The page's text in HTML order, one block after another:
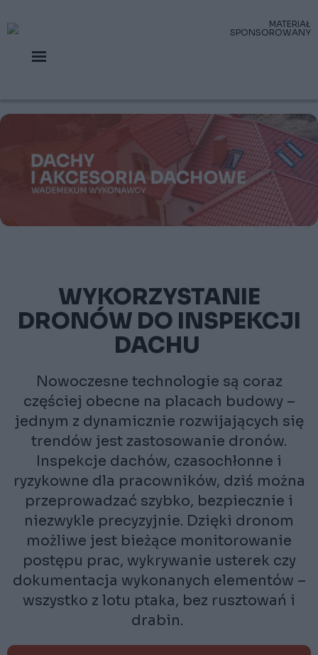
WYKORZYSTANIE
DRONÓW DO INSPEKCJI
DACHU
Nowoczesne technologie są coraz
częściej obecne na placach budowy –
jednym z dynamicznie rozwijających się
trendów jest zastosowanie dronów.
Inspekcje dachów, czasochłonne i
ryzykowne dla pracowników, dziś można
przeprowadzać szybko, bezpiecznie i
niezwykle precyzyjnie. Dzięki dronom
możliwe jest bieżące monitorowanie
postępu prac, wykrywanie usterek czy
dokumentacja wykonanych elementów –
wszystko z lotu ptaka, bez rusztowań i
drabin.